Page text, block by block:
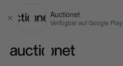
Schließen
Auctionet
Verfügbar auf Google Play